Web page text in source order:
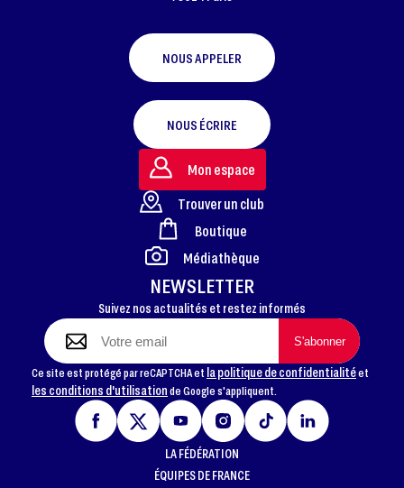
FOOTER
NOUS APPELER
NOUS ÉCRIRE
NEWSLETTER
Suivez nos actualités et restez informés
Ce site est protégé par reCAPTCHA et la politique de confidentialitéet
les conditions d'utilisationde Google s'appliquent.
Mon espace
Trouver un club
Boutique
Médiathèque
LA FÉDÉRATION
ÉQUIPES DE FRANCE